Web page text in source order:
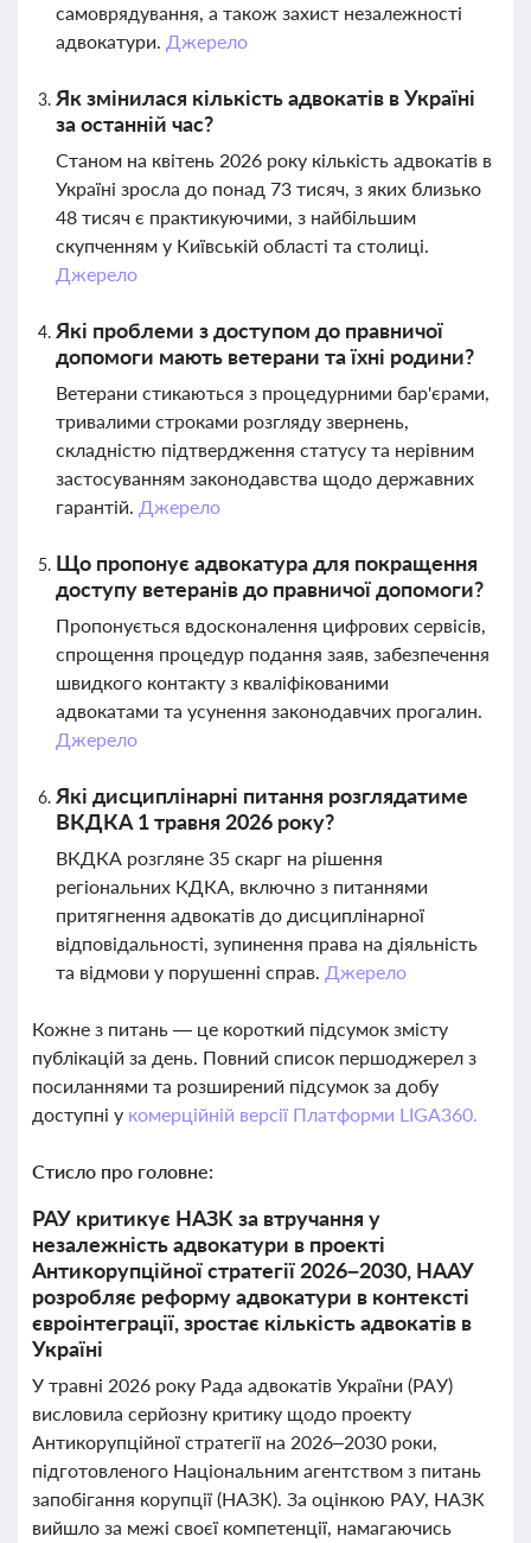
самоврядування, а також захист незалежності
адвокатури. Джерело
Як змінилася кількість адвокатів в Україні
за останній час?
Станом на квітень 2026 року кількість адвокатів в
Україні зросла до понад 73 тисяч, з яких близько
48 тисяч є практикуючими, з найбільшим
скупченням у Київській області та столиці.
Джерело
Які проблеми з доступом до правничої
допомоги мають ветерани та їхні родини?
Ветерани стикаються з процедурними бар'єрами,
тривалими строками розгляду звернень,
складністю підтвердження статусу та нерівним
застосуванням законодавства щодо державних
гарантій. Джерело
Що пропонує адвокатура для покращення
доступу ветеранів до правничої допомоги?
Пропонується вдосконалення цифрових сервісів,
спрощення процедур подання заяв, забезпечення
швидкого контакту з кваліфікованими
адвокатами та усунення законодавчих прогалин.
Джерело
Які дисциплінарні питання розглядатиме
ВКДКА 1 травня 2026 року?
ВКДКА розгляне 35 скарг на рішення
регіональних КДКА, включно з питаннями
притягнення адвокатів до дисциплінарної
відповідальності, зупинення права на діяльність
та відмови у порушенні справ. Джерело
Кожне з питань — це короткий підсумок змісту
публікацій за день. Повний список першоджерел з
посиланнями та розширений підсумок за добу
доступні у комерційній версії Платформи LIGA360.
Стисло про головне:
РАУ критикує НАЗК за втручання у
незалежність адвокатури в проекті
Антикорупційної стратегії 2026–2030, НААУ
розробляє реформу адвокатури в контексті
євроінтеграції, зростає кількість адвокатів в
Україні
У травні 2026 року Рада адвокатів України (РАУ)
висловила серйозну критику щодо проекту
Антикорупційної стратегії на 2026–2030 роки,
підготовленого Національним агентством з питань
запобігання корупції (НАЗК). За оцінкою РАУ, НАЗК
вийшло за межі своєї компетенції, намагаючись